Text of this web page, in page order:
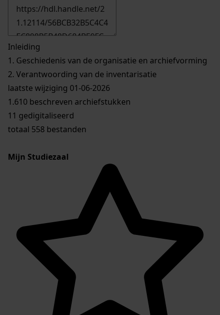
Inleiding
1. Geschiedenis van de organisatie en archiefvorming
2. Verantwoording van de inventarisatie
laatste wijziging 01-06-2026
1.610 beschreven archiefstukken
11 gedigitaliseerd
totaal 558 bestanden
Mijn Studiezaal